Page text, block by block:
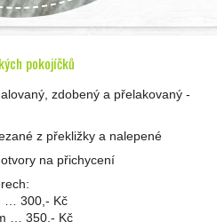
pokojíčků
zdobený a přelakovaný -
z překližky a nalepené
na přichycení
… 300,- Kč
… 350,- Kč